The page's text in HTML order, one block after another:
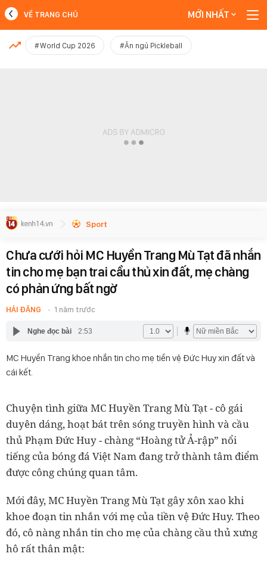
MỚI NHẤT
VỀ TRANG CHỦ MỚI NHẤT
#World Cup 2026 #Ăn ngủ Pickleball
Sport
Chưa cưới hỏi MC Huyền Trang Mù Tạt đã nhắn
tin cho mẹ bạn trai cầu thủ xin đất, mẹ chàng
có phản ứng bất ngờ
HẢI ĐĂNG 1 năm trước
Nghe đọc bài 2:53
MC Huyền Trang khoe nhắn tin cho mẹ tiền vệ Đức Huy xin đất và
cái kết.
Chuyện tình giữa MC Huyền Trang Mù Tạt - cô gái
duyên dáng, hoạt bát trên sóng truyền hình và cầu
thủ Phạm Đức Huy - chàng “Hoàng tử Ả-rập” nổi
tiếng của bóng đá Việt Nam đang trở thành tâm điểm
được công chúng quan tâm.
Mới đây, MC Huyền Trang Mù Tạt gây xôn xao khi
khoe đoạn tin nhắn với mẹ của tiền vệ Đức Huy. Theo
đó, cô nàng nhắn tin cho mẹ của chàng cầu thủ xưng
hô rất thân mật: